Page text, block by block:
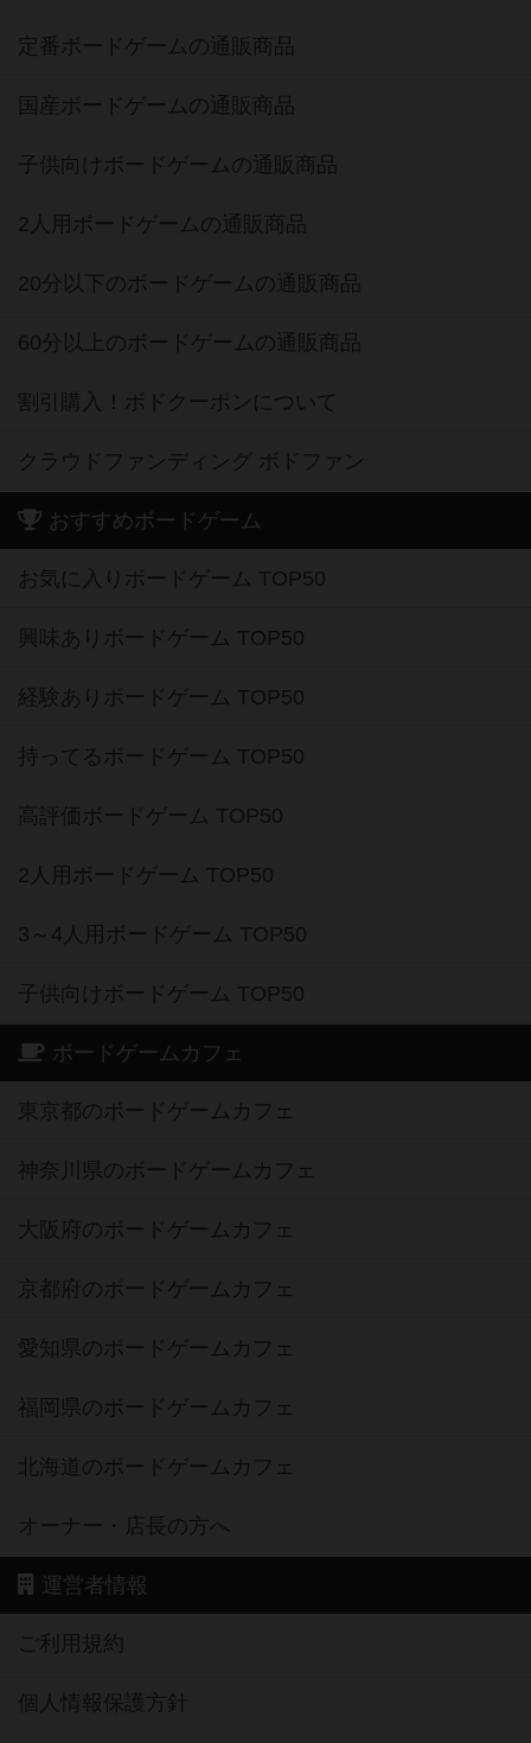
定番ボードゲームの通販商品
国産ボードゲームの通販商品
子供向けボードゲームの通販商品
2人用ボードゲームの通販商品
20分以下のボードゲームの通販商品
60分以上のボードゲームの通販商品
割引購入！ボドクーポンについて
クラウドファンディング ボドファン
おすすめボードゲーム
お気に入りボードゲーム TOP50
興味ありボードゲーム TOP50
経験ありボードゲーム TOP50
持ってるボードゲーム TOP50
高評価ボードゲーム TOP50
2人用ボードゲーム TOP50
3～4人用ボードゲーム TOP50
子供向けボードゲーム TOP50
ボードゲームカフェ
東京都のボードゲームカフェ
神奈川県のボードゲームカフェ
大阪府のボードゲームカフェ
京都府のボードゲームカフェ
愛知県のボードゲームカフェ
福岡県のボードゲームカフェ
北海道のボードゲームカフェ
オーナー・店長の方へ
運営者情報
ご利用規約
個人情報保護方針